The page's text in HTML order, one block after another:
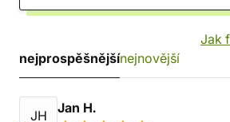
Jak
nejprospěšnějšínejnovější
JH Jan H.